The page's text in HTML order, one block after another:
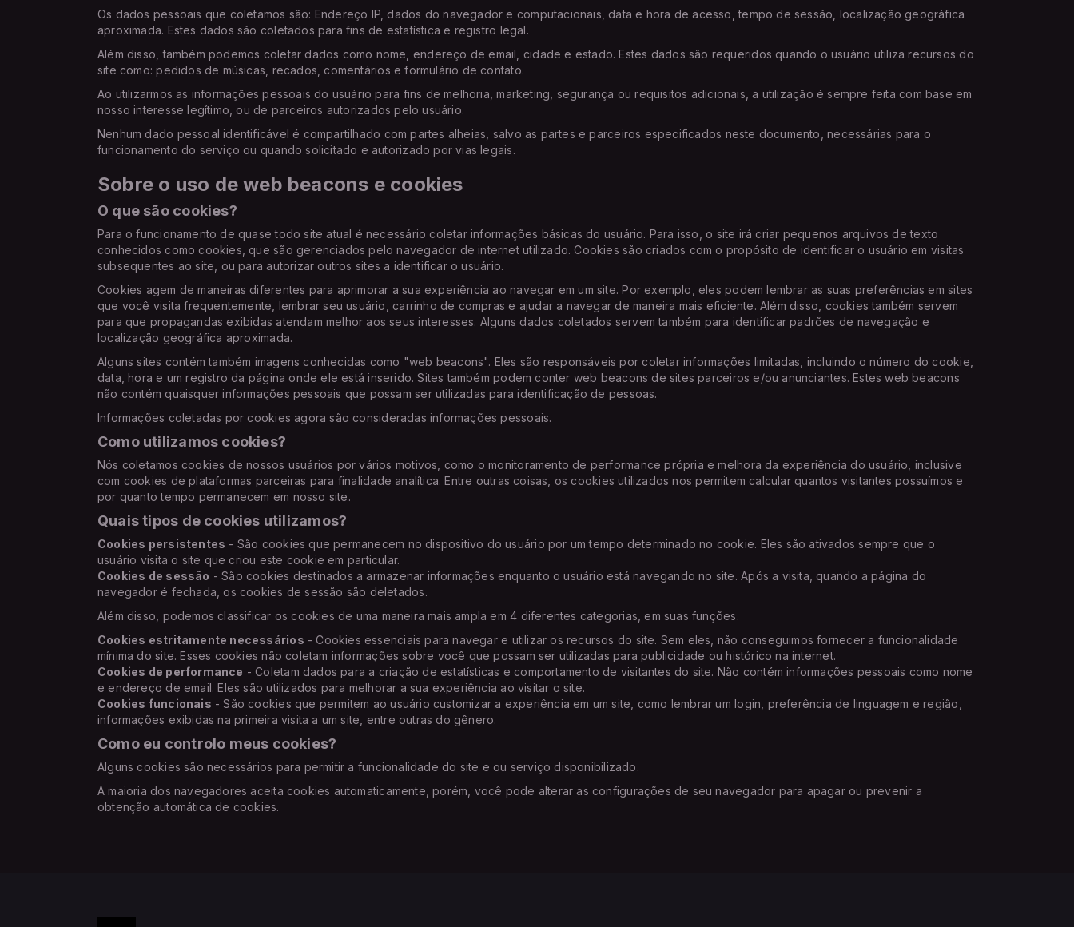
Os dados pessoais que coletamos são: Endereço IP, dados do navegador e computacionais, data e hora de acesso, tempo de sessão, localização geográfica
aproximada. Estes dados são coletados para fins de estatística e registro legal.
Além disso, também podemos coletar dados como nome, endereço de email, cidade e estado. Estes dados são requeridos quando o usuário utiliza recursos do
site como: pedidos de músicas, recados, comentários e formulário de contato.
Ao utilizarmos as informações pessoais do usuário para fins de melhoria, marketing, segurança ou requisitos adicionais, a utilização é sempre feita com base em
nosso interesse legítimo, ou de parceiros autorizados pelo usuário.
Nenhum dado pessoal identificável é compartilhado com partes alheias, salvo as partes e parceiros especificados neste documento, necessárias para o
funcionamento do serviço ou quando solicitado e autorizado por vias legais.
Sobre o uso de web beacons e cookies
O que são cookies?
Para o funcionamento de quase todo site atual é necessário coletar informações básicas do usuário. Para isso, o site irá criar pequenos arquivos de texto
conhecidos como cookies, que são gerenciados pelo navegador de internet utilizado. Cookies são criados com o propósito de identificar o usuário em visitas
subsequentes ao site, ou para autorizar outros sites a identificar o usuário.
Cookies agem de maneiras diferentes para aprimorar a sua experiência ao navegar em um site. Por exemplo, eles podem lembrar as suas preferências em sites
que você visita frequentemente, lembrar seu usuário, carrinho de compras e ajudar a navegar de maneira mais eficiente. Além disso, cookies também servem
para que propagandas exibidas atendam melhor aos seus interesses. Alguns dados coletados servem também para identificar padrões de navegação e
localização geográfica aproximada.
Alguns sites contém também imagens conhecidas como "web beacons". Eles são responsáveis por coletar informações limitadas, incluindo o número do cookie,
data, hora e um registro da página onde ele está inserido. Sites também podem conter web beacons de sites parceiros e/ou anunciantes. Estes web beacons
não contém quaisquer informações pessoais que possam ser utilizadas para identificação de pessoas.
Informações coletadas por cookies agora são consideradas informações pessoais.
Como utilizamos cookies?
Nós coletamos cookies de nossos usuários por vários motivos, como o monitoramento de performance própria e melhora da experiência do usuário, inclusive
com cookies de plataformas parceiras para finalidade analítica. Entre outras coisas, os cookies utilizados nos permitem calcular quantos visitantes possuímos e
por quanto tempo permanecem em nosso site.
Quais tipos de cookies utilizamos?
Cookies persistentes - São cookies que permanecem no dispositivo do usuário por um tempo determinado no cookie. Eles são ativados sempre que o
usuário visita o site que criou este cookie em particular.
Cookies de sessão - São cookies destinados a armazenar informações enquanto o usuário está navegando no site. Após a visita, quando a página do
navegador é fechada, os cookies de sessão são deletados.
Além disso, podemos classificar os cookies de uma maneira mais ampla em 4 diferentes categorias, em suas funções.
Cookies estritamente necessários - Cookies essenciais para navegar e utilizar os recursos do site. Sem eles, não conseguimos fornecer a funcionalidade
mínima do site. Esses cookies não coletam informações sobre você que possam ser utilizadas para publicidade ou histórico na internet.
Cookies de performance - Coletam dados para a criação de estatísticas e comportamento de visitantes do site. Não contém informações pessoais como nome
e endereço de email. Eles são utilizados para melhorar a sua experiência ao visitar o site.
Cookies funcionais - São cookies que permitem ao usuário customizar a experiência em um site, como lembrar um login, preferência de linguagem e região,
informações exibidas na primeira visita a um site, entre outras do gênero.
Como eu controlo meus cookies?
Alguns cookies são necessários para permitir a funcionalidade do site e ou serviço disponibilizado.
A maioria dos navegadores aceita cookies automaticamente, porém, você pode alterar as configurações de seu navegador para apagar ou prevenir a
obtenção automática de cookies.